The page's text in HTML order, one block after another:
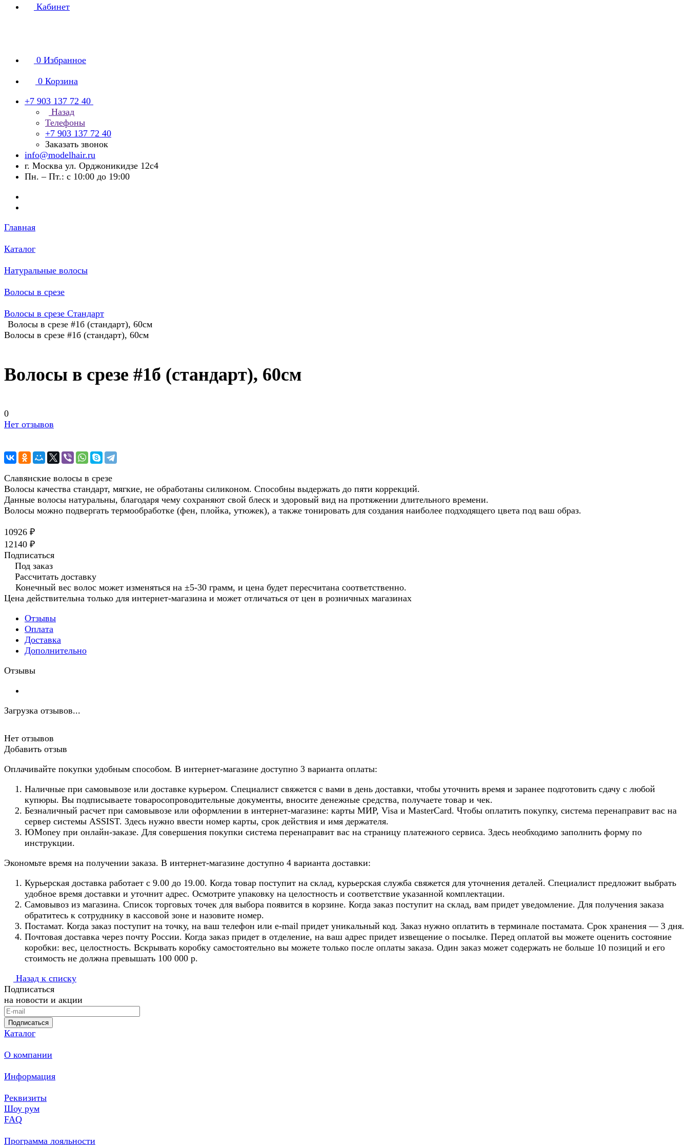
Кабинет
0 Избранное
0 Корзина
+7 903 137 72 40
Назад
Телефоны
+7 903 137 72 40
Заказать звонок
info@modelhair.ru
г. Москва ул. Орджоникидзе 12с4
Пн. – Пт.: с 10:00 до 19:00
Главная
Каталог
Натуральные волосы
Волосы в срезе
Волосы в срезе Стандарт
Волосы в срезе #1б (стандарт), 60см
Волосы в срезе #1б (стандарт), 60см
Волосы в срезе #1б (стандарт), 60см
0
Нет отзывов
Славянские волосы в срезе
Волосы качества стандарт, мягкие, не обработаны силиконом. Способны выдержать до пяти коррекций.
Данные волосы натуральны, благодаря чему сохраняют свой блеск и здоровый вид на протяжении длительного времени.
Волосы можно подвергать термообработке (фен, плойка, утюжек), а также тонировать для создания наиболее подходящего цвета под ваш образ.
10926 ₽
12140 ₽
Подписаться
Под заказ
Рассчитать доставку
Конечный вес волос может изменяться на ±5-30 грамм, и цена будет пересчитана соответственно.
Цена действительна только для интернет-магазина и может отличаться от цен в розничных магазинах
Отзывы
Оплата
Доставка
Дополнительно
Отзывы
Загрузка отзывов...
Нет отзывов
Добавить отзыв
Оплачивайте покупки удобным способом. В интернет-магазине доступно 3 варианта оплаты:
Наличные при самовывозе или доставке курьером. Специалист свяжется с вами в день доставки, чтобы уточнить время и заранее подготовить сдачу с любой
купюры. Вы подписываете товаросопроводительные документы, вносите денежные средства, получаете товар и чек.
Безналичный расчет при самовывозе или оформлении в интернет-магазине: карты МИР, Visa и MasterCard. Чтобы оплатить покупку, система перенаправит вас на
сервер системы ASSIST. Здесь нужно ввести номер карты, срок действия и имя держателя.
ЮMoney при онлайн-заказе. Для совершения покупки система перенаправит вас на страницу платежного сервиса. Здесь необходимо заполнить форму по
инструкции.
Экономьте время на получении заказа. В интернет-магазине доступно 4 варианта доставки:
Курьерская доставка работает с 9.00 до 19.00. Когда товар поступит на склад, курьерская служба свяжется для уточнения деталей. Специалист предложит выбрать
удобное время доставки и уточнит адрес. Осмотрите упаковку на целостность и соответствие указанной комплектации.
Самовывоз из магазина. Список торговых точек для выбора появится в корзине. Когда заказ поступит на склад, вам придет уведомление. Для получения заказа
обратитесь к сотруднику в кассовой зоне и назовите номер.
Постамат. Когда заказ поступит на точку, на ваш телефон или e-mail придет уникальный код. Заказ нужно оплатить в терминале постамата. Срок хранения — 3 дня.
Почтовая доставка через почту России. Когда заказ придет в отделение, на ваш адрес придет извещение о посылке. Перед оплатой вы можете оценить состояние
коробки: вес, целостность. Вскрывать коробку самостоятельно вы можете только после оплаты заказа. Один заказ может содержать не больше 10 позиций и его
стоимость не должна превышать 100 000 р.
Назад к списку
Подписаться
на новости и акции
Подписаться
Каталог
О компании
Информация
Реквизиты
Шоу рум
FAQ
Программа лояльности